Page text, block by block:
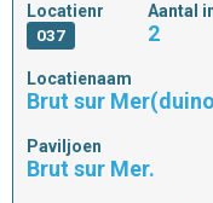
Locatienr
037
Aantal
2
Locatienaam
Brut sur
Paviljoen
Brut sur Mer.